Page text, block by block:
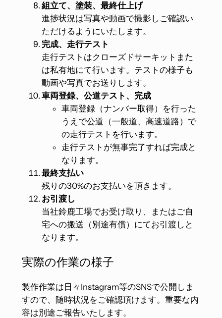
組立て、塗装、最終仕上げ
進捗状況は写真や動画で撮影しご確認い
ただけるようにいたします。
完成、走行テスト
走行テストはクローズドサーキットまた
は私有地にて行います。テストの様子も
動画や写真でお送りします。
車両登録、公道テスト、完成
車両登録（ナンバー取得）を行った
うえで公道（一般道、高速道路）で
の走行テストを行います。
走行テストが無事完了すれば完成と
なります。
最終支払い
残りの30%のお支払いを頂きます。
お引渡し
当社鈴鹿工場でお受け取り、またはご自
宅への搬送（別途有償）にてお引渡しと
なります。
実際の作業の様子
製作作業は日々Instagram等のSNSで公開しま
すので、随時状況をご確認頂けます。重要な内
容は別途ご報告いたします。